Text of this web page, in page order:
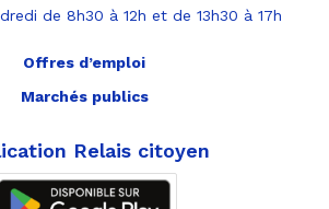
de 8h30 à 12h et de 13h30 à 17h
Offres d’emploi
Marchés publics
Relais citoyen